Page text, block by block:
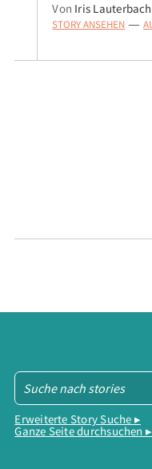
Von Iris Lauterbach
STORY ANSEHEN —
Erweiterte Story Suche ▸
Ganze Seite durchsuchen ▸